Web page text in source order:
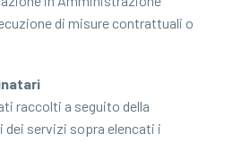
di misure contrattuali o
raccolti a seguito della
dei servizi sopra elencati i